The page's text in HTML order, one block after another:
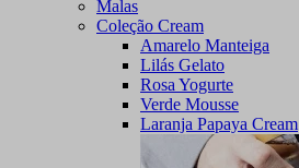
Malas
Coleção Cream
Amarelo Manteiga
Lilás Gelato
Rosa Yogurte
Verde Mousse
Laranja Papaya Cream